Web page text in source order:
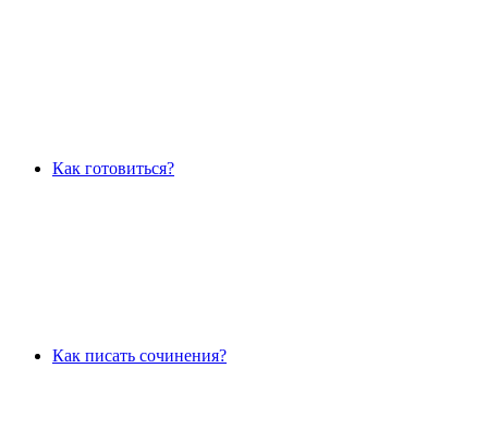
Как готовиться?
Как писать сочинения?